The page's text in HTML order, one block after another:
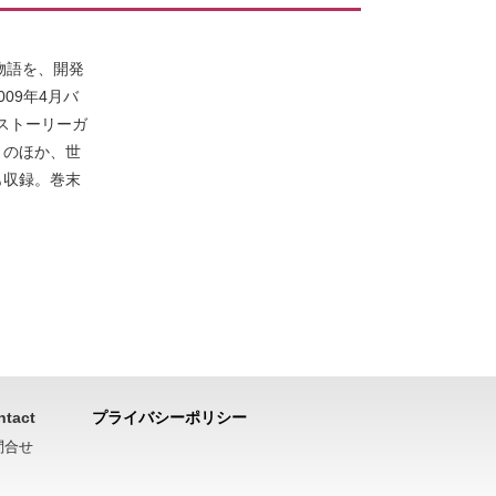
語を、開発
年4月バ
トーリーガ
ほか、世
録。巻末
合せ
プライバシーポリシー